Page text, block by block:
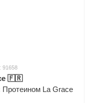
91658
🇫🇷
Протеином La Grace